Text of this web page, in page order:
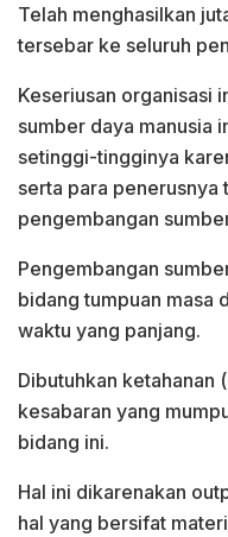
Telah menghasilkan
tersebar ke seluruh
Keseriusan organisasi
sumber daya manusia
setinggi-tingginya
serta para penerusnya
pengembangan
Pengembangan
bidang tumpuan masa
waktu yang panjang.
Dibutuhkan ketahanan (
kesabaran yang
bidang ini.
Hal ini dikarenakan
hal yang bersifat